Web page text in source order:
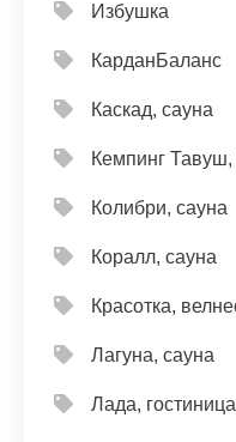
Избушка
КарданБаланс
Каскад, сауна
Кемпинг Тавуш,
Колибри, сауна
Коралл, сауна
Красотка,
Лагуна, сауна
Лада, гостиница